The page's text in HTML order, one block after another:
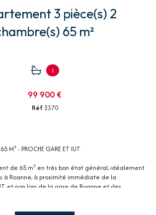
3 pièce(s) 2
chambre(s) 65 m²
1
99 900 €
Réf 2370
M² - PROCHE GARE ET IUT
de 65 m² en très bon état général, idéalement
à Roanne, à proximité immédiate de la
et non loin de la gare de Roanne et des